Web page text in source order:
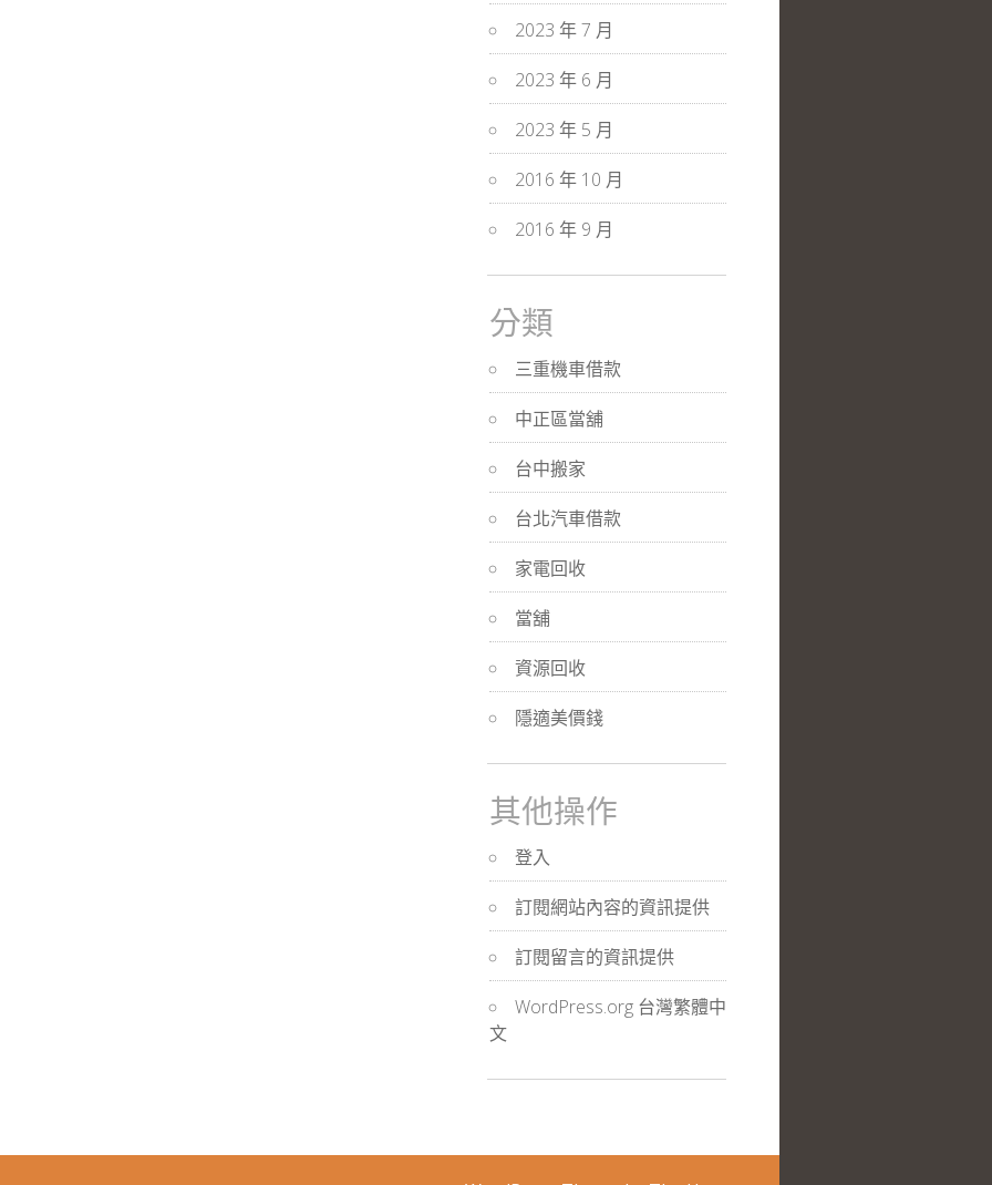
2023 年 7 月
2023 年 6 月
2023 年 5 月
2016 年 10 月
2016 年 9 月
分類
三重機車借款
中正區當舖
台中搬家
台北汽車借款
家電回收
當舖
資源回收
隱適美價錢
其他操作
登入
訂閱網站內容的資訊提供
訂閱留言的資訊提供
WordPress.org 台灣繁體中
文